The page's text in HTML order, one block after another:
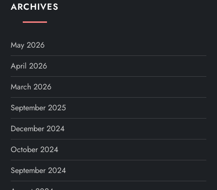
ARCHIVES
May 2026
April 2026
March 2026
September 2025
December 2024
October 2024
September 2024